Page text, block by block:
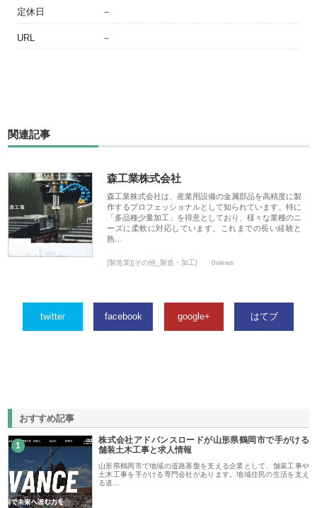
定休日 －
URL －
関連記事
森工業株式会社
森工業株式会社は、産業用設備の金属部品を高精度に製
作するプロフェッショナルとして知られています。特に
「多品種少量加工」を得意としており、様々な業種のニ
ーズに柔軟に対応しています。これまでの長い経験と
熟…
[製造業][その他_製造・加工] 0views
twitter facebook google+ はてブ
おすすめ記事
1
株式会社アドバンスロードが山形県鶴岡市で手がける
舗装土木工事と求人情報
山形県鶴岡市で地域の道路基盤を支える企業として、舗装工事や
土木工事を手がける専門会社があります。地域住民の生活を支え
る道…